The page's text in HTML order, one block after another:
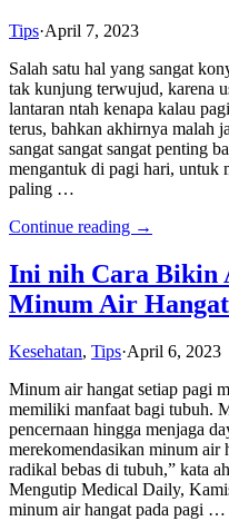
Tips·April 7, 2023
Salah satu hal yang sangat
tak kunjung terwujud, karena
lantaran ntah kenapa kalau
terus, bahkan akhirnya malah
sangat sangat sangat penting
mengantuk di pagi hari, untuk
paling …
Continue reading →
Ini nih Cara Bikin
Minum Air
Kesehatan, Tips·April 6, 2023
Minum air hangat setiap pagi
memiliki manfaat bagi tubuh.
pencernaan hingga menjaga
merekomendasikan minum air
radikal bebas di tubuh,” kata
Mengutip Medical Daily,
minum air hangat pada pagi …